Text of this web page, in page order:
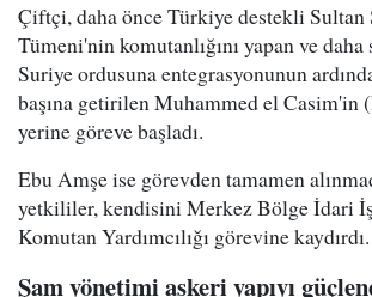
Çiftçi, daha önce Türkiye destekli Sultan
Tümeni'nin komutanlığını yapan ve daha
Suriye ordusuna entegrasyonunun
başına getirilen Muhammed el Casim'in
yerine göreve başladı.
Ebu Amşe ise görevden tamamen
yetkililer, kendisini Merkez Bölge İdari
Komutan Yardımcılığı görevine kaydırdı.
Şam yönetimi askeri yapıyı